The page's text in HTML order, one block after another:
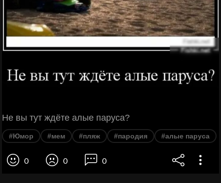
Не вы тут ждёте алые паруса?
#Юмор #мем #пляж #пародия #алые паруса
0 0 0